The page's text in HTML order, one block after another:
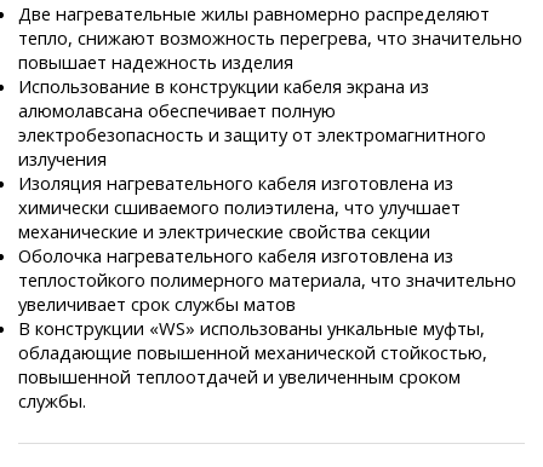
Две нагревательные жилы равномерно распределяют
тепло, снижают возможность перегрева, что значительно
повышает надежность изделия
Использование в конструкции кабеля экрана из
алюмолавсана обеспечивает полную
электробезопасность и защиту от электромагнитного
излучения
Изоляция нагревательного кабеля изготовлена из
химически сшиваемого полиэтилена, что улучшает
механические и электрические свойства секции
Оболочка нагревательного кабеля изготовлена из
теплостойкого полимерного материала, что значительно
увеличивает срок службы матов
В конструкции «WS» использованы ункальные муфты,
обладающие повышенной механической стойкостью,
повышенной теплоотдачей и увеличенным сроком
службы.